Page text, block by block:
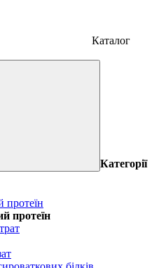
Каталог
Категорії
протеїн
протеїн